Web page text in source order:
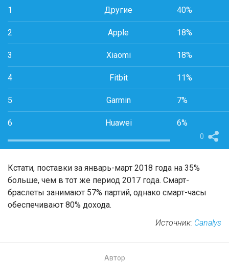
1 Другие 40%
2 Apple 18%
3 Xiaomi 18%
4 Fitbit 11%
5 Garmin 7%
6 Huawei 6%
0
Кстати, поставки за январь-март 2018 года на 35%
больше, чем в тот же период 2017 года. Смарт-
браслеты занимают 57% партий, однако смарт-часы
обеспечивают 80% дохода.
Источник: Canalys
Автор